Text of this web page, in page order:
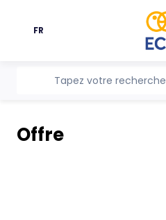
Langue
FR
recherche
Tapez votre recherche
Offre